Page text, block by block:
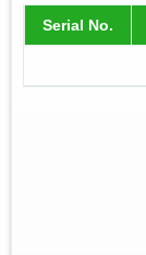
Serial No.